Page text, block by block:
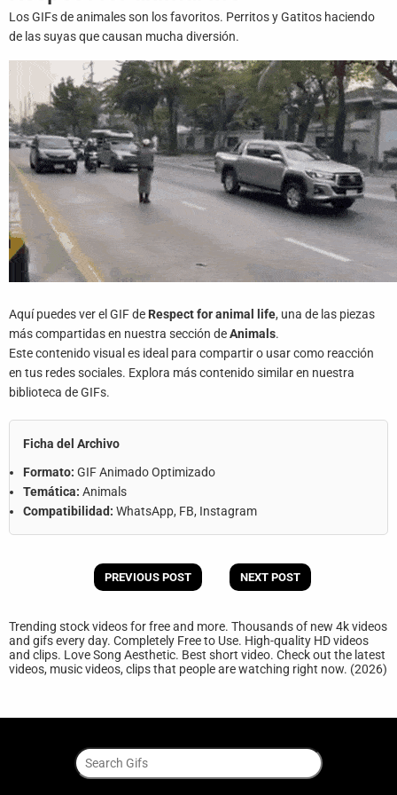
Archivo
De
Terminos
Y
Condiciones
Política
De
Cookies
De
Privacidad
Contáctanos
Los GIFs de animales son los favoritos. Perritos y Gatitos haciendo
de las suyas que causan mucha diversión.
Aquí puedes ver el GIF de Respect for animal life, una de las piezas
más compartidas en nuestra sección deAnimals.
Este contenido visual es ideal para compartir o usar como reacción
en tus redes sociales. Explora más contenido similar en nuestra
biblioteca de GIFs.
Ficha del Archivo
Formato: GIF Animado Optimizado
Temática: Animals
Compatibilidad: WhatsApp, FB, Instagram
PREVIOUS POST NEXT POST
Trending stock videos for free and more. Thousands of new 4k videos
and gifs every day. Completely Free to Use. High-quality HD videos
and clips. Love Song Aesthetic. Best short video. Check out the latest
videos, music videos, clips that people are watching right now. (2026)